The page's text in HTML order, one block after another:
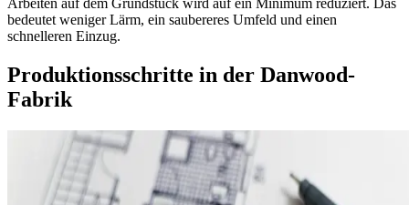
Arbeiten auf dem Grundstück wird auf ein Minimum reduziert. Das
bedeutet weniger Lärm, ein saubereres Umfeld und einen
schnelleren Einzug.
Produktionsschritte in der Danwood-
Fabrik